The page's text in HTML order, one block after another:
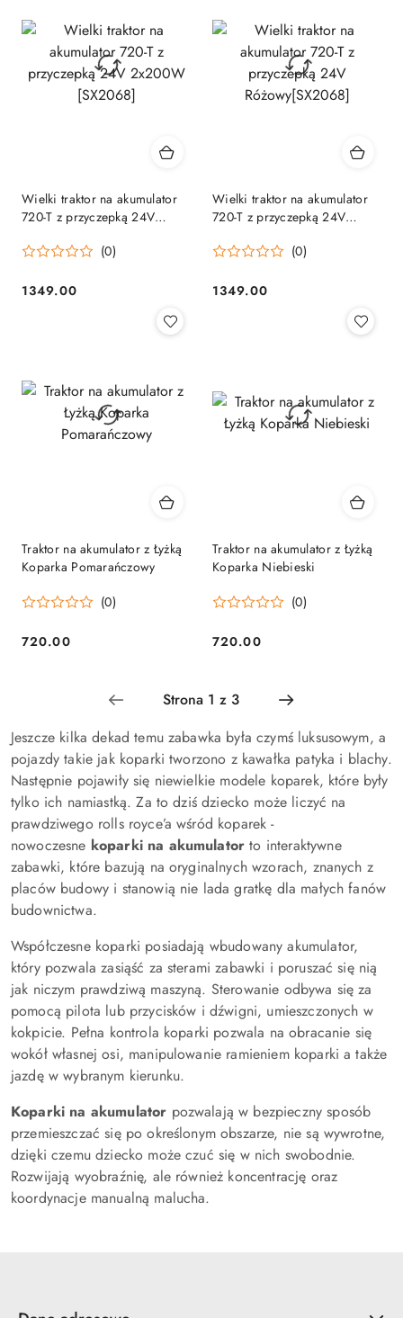
przed
obniżką
przed
obniżką
Wielki traktor na akumulator
720-T z przyczepką 24V
(0)
Cena:
1349.00
Wielki traktor na akumulator
720-T z przyczepką 24V
(0)
Cena:
1349.00
Traktor na akumulator z Łyżką
Koparka Pomarańczowy
(0)
Cena:
720.00
Traktor na akumulator z Łyżką
Koparka Niebieski
(0)
Cena:
720.00
Jeszcze kilka dekad temu zabawka była czymś luksusowym, a
pojazdy takie jak koparki tworzono z kawałka patyka i blachy.
Następnie pojawiły się niewielkie modele koparek, które były
tylko ich namiastką. Za to dziś dziecko może liczyć na
prawdziwego rolls royce’a wśród koparek -
nowoczesne koparki na akumulator to interaktywne
zabawki, które bazują na oryginalnych wzorach, znanych z
placów budowy i stanowią nie lada gratkę dla małych fanów
budownictwa.
Współczesne koparki posiadają wbudowany akumulator,
który pozwala zasiąść za sterami zabawki i poruszać się nią
jak niczym prawdziwą maszyną. Sterowanie odbywa się za
pomocą pilota lub przycisków i dźwigni, umieszczonych w
kokpicie. Pełna kontrola koparki pozwala na obracanie się
wokół własnej osi, manipulowanie ramieniem koparki a także
jazdę w wybranym kierunku.
Koparki na akumulator pozwalają w bezpieczny sposób
przemieszczać się po określonym obszarze, nie są wywrotne,
dzięki czemu dziecko może czuć się w nich swobodnie.
Rozwijają wyobraźnię, ale również koncentrację oraz
koordynacje manualną malucha.